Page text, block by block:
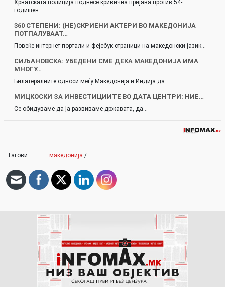
Хрватската полиција поднесе кривична пријава против 54-
годишен…
360 СТЕПЕНИ: (НЕ)СКРИЕНИ АКТЕРИ ВО МАКЕДОНИЈА
ПОТПАЛУВААТ…
Повеќе интернет-портали и фејсбук-страници на македонски јазик…
СИЉАНОВСКА: УБЕДЕНИ СМЕ ДЕКА МАКЕДОНИЈА ИМА
МНОГУ…
Билатералните односи меѓу Македонија и Индија да…
МИЦКОСКИ ЗА ИНВЕСТИЦИИТЕ ВО ДАТА ЦЕНТРИ: НИЕ…
Се обидуваме да ја развиваме државата, да…
Тагови: македонија /